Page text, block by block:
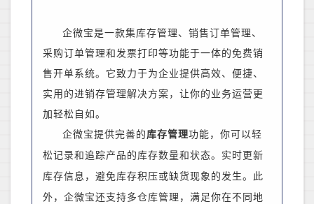
企微宝是一款集库存管理、销售订单管理、
采购订单管理和发票打印等功能于一体的免费销
售开单系统。它致力于为企业提供高效、便捷、
实用的进销存管理解决方案，让你的业务运营更
加轻松自如。
企微宝提供完善的 库存管理功能，你可以轻
松记录和追踪产品的库存数量和状态。实时更新
库存信息，避免库存积压或缺货现象的发生。此
外，企微宝还支持多仓库管理，满足你在不同地